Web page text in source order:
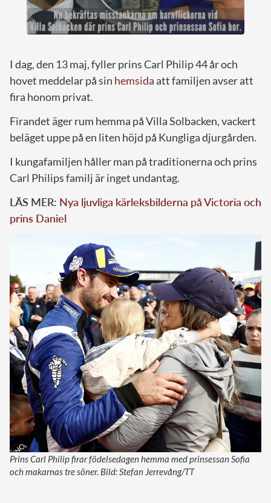
I dag, den 13 maj, fyller prins Carl Philip 44 år och
hovet meddelar på sin hemsida att familjen avser att
fira honom privat.
Firandet äger rum hemma på Villa Solbacken, vackert
beläget uppe på en liten höjd på Kungliga djurgården.
I kungafamiljen håller man på traditionerna och prins
Carl Philips familj är inget undantag.
LÄS MER: Nya ljuvliga kärleksbilderna på Victoria och
prins Daniel
Prins Carl Philip firar födelsedagen hemma med prinsessan Sofia
och makarnas tre söner. Bild: Stefan Jerrevång/TT